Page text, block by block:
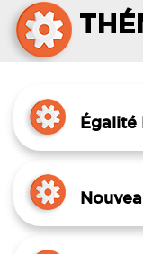
Égalité